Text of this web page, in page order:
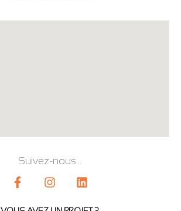
Suivez-nous...
F
a
I
n
L
i